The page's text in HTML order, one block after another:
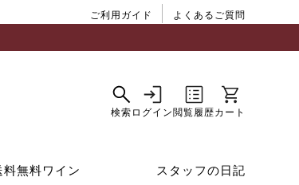
ご利用ガイド よくあるご質問
料無料ワイン スタッフの日記